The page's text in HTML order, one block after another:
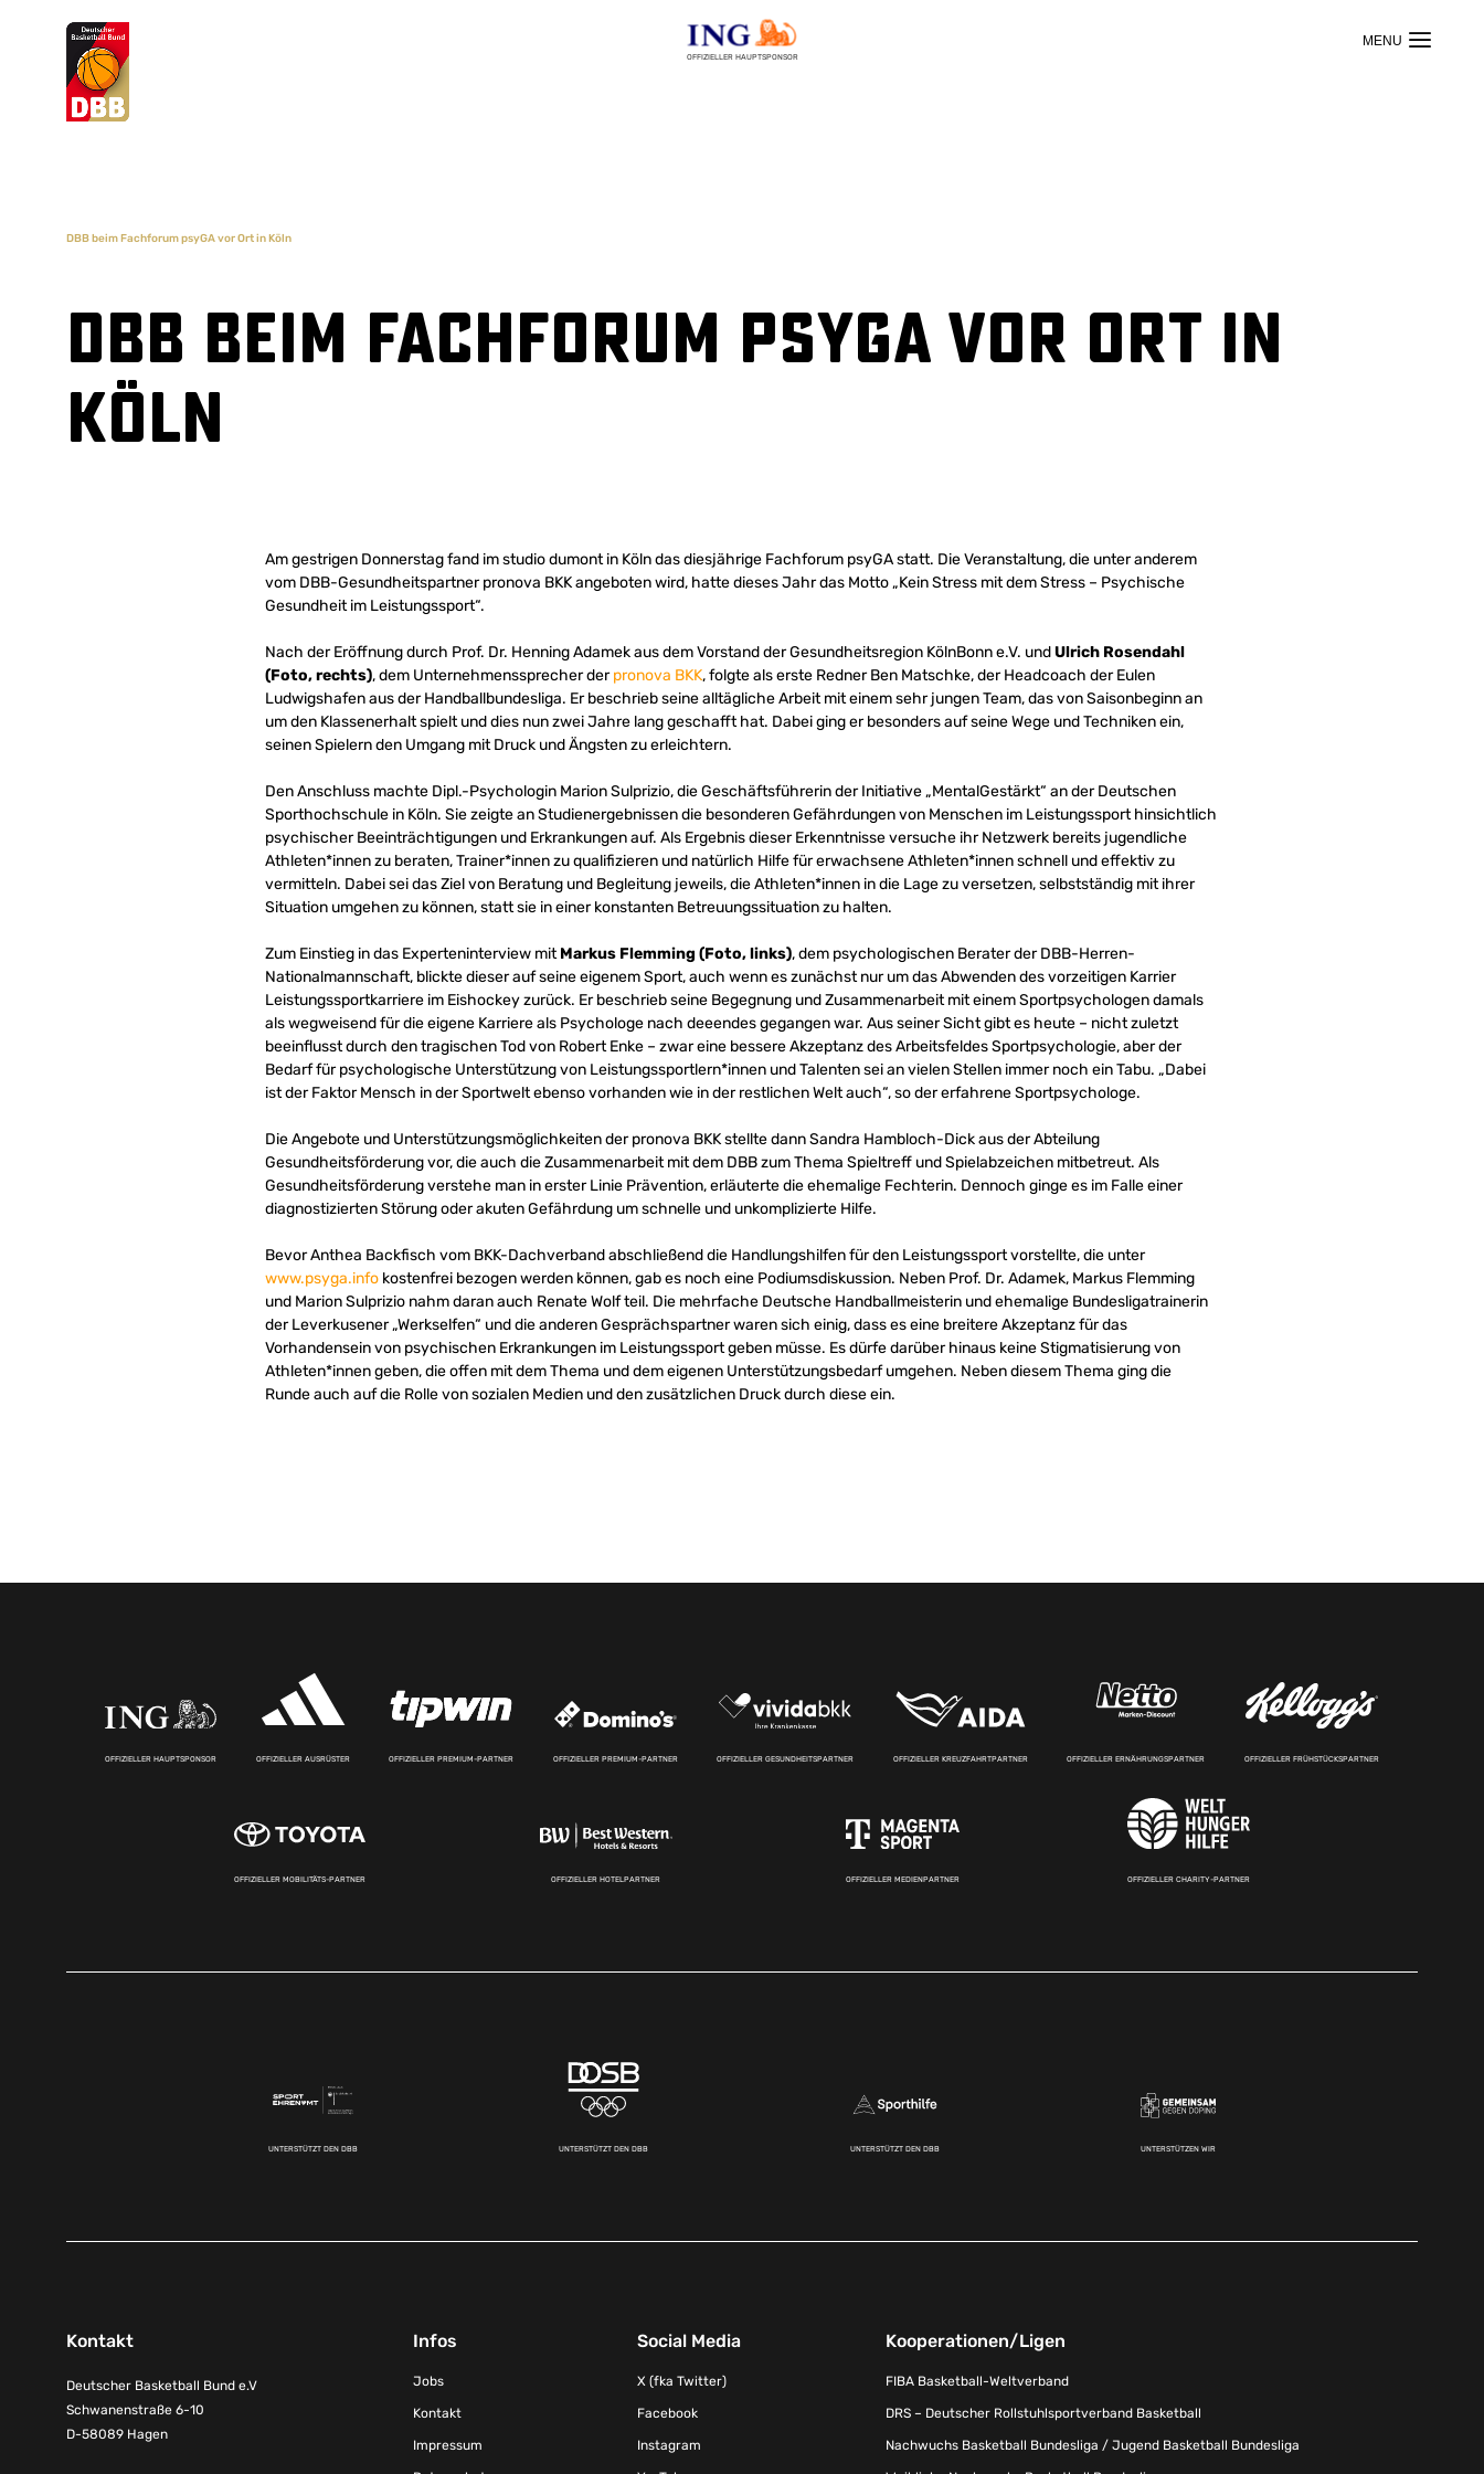
OFFIZIELLER HAUPTSPONSOR
Suchvorschläge
DBB beim Fachforum psyGA vor Ort in Köln
DBB beim Fachforum psyGA vor Ort in
Köln
Am gestrigen Donnerstag fand im studio dumont in Köln das diesjährige Fachforum psyGA statt. Die Veranstaltung, die unter anderem
vom DBB-Gesundheitspartner pronova BKK angeboten wird, hatte dieses Jahr das Motto „Kein Stress mit dem Stress – Psychische
Gesundheit im Leistungssport“.
Nach der Eröffnung durch Prof. Dr. Henning Adamek aus dem Vorstand der Gesundheitsregion KölnBonn e.V. undUlrich Rosendahl
(Foto, rechts), dem Unternehmenssprecher derpronova BKK, folgte als erste Redner Ben Matschke, der Headcoach der Eulen
Ludwigshafen aus der Handballbundesliga. Er beschrieb seine alltägliche Arbeit mit einem sehr jungen Team, das von Saisonbeginn an
um den Klassenerhalt spielt und dies nun zwei Jahre lang geschafft hat. Dabei ging er besonders auf seine Wege und Techniken ein,
seinen Spielern den Umgang mit Druck und Ängsten zu erleichtern.
Den Anschluss machte Dipl.-Psychologin Marion Sulprizio, die Geschäftsführerin der Initiative „MentalGestärkt“ an der Deutschen
Sporthochschule in Köln. Sie zeigte an Studienergebnissen die besonderen Gefährdungen von Menschen im Leistungssport hinsichtlich
psychischer Beeinträchtigungen und Erkrankungen auf. Als Ergebnis dieser Erkenntnisse versuche ihr Netzwerk bereits jugendliche
Athleten*innen zu beraten, Trainer*innen zu qualifizieren und natürlich Hilfe für erwachsene Athleten*innen schnell und effektiv zu
vermitteln. Dabei sei das Ziel von Beratung und Begleitung jeweils, die Athleten*innen in die Lage zu versetzen, selbstständig mit ihrer
Situation umgehen zu können, statt sie in einer konstanten Betreuungssituation zu halten.
Zum Einstieg in das Experteninterview mitMarkus Flemming (Foto, links), dem psychologischen Berater der DBB-Herren-
Nationalmannschaft, blickte dieser auf seine eigenem Sport, auch wenn es zunächst nur um das Abwenden des vorzeitigen Karrier
Leistungssportkarriere im Eishockey zurück. Er beschrieb seine Begegnung und Zusammenarbeit mit einem Sportpsychologen damals
als wegweisend für die eigene Karriere als Psychologe nach deeendes gegangen war. Aus seiner Sicht gibt es heute – nicht zuletzt
beeinflusst durch den tragischen Tod von Robert Enke – zwar eine bessere Akzeptanz des Arbeitsfeldes Sportpsychologie, aber der
Bedarf für psychologische Unterstützung von Leistungssportlern*innen und Talenten sei an vielen Stellen immer noch ein Tabu. „Dabei
ist der Faktor Mensch in der Sportwelt ebenso vorhanden wie in der restlichen Welt auch“, so der erfahrene Sportpsychologe.
Die Angebote und Unterstützungsmöglichkeiten der pronova BKK stellte dann Sandra Hambloch-Dick aus der Abteilung
Gesundheitsförderung vor, die auch die Zusammenarbeit mit dem DBB zum Thema Spieltreff und Spielabzeichen mitbetreut. Als
Gesundheitsförderung verstehe man in erster Linie Prävention, erläuterte die ehemalige Fechterin. Dennoch ginge es im Falle einer
diagnostizierten Störung oder akuten Gefährdung um schnelle und unkomplizierte Hilfe.
Bevor Anthea Backfisch vom BKK-Dachverband abschließend die Handlungshilfen für den Leistungssport vorstellte, die unter
www.psyga.info kostenfrei bezogen werden können, gab es noch eine Podiumsdiskussion. Neben Prof. Dr. Adamek, Markus Flemming
und Marion Sulprizio nahm daran auch Renate Wolf teil. Die mehrfache Deutsche Handballmeisterin und ehemalige Bundesligatrainerin
der Leverkusener „Werkselfen“ und die anderen Gesprächspartner waren sich einig, dass es eine breitere Akzeptanz für das
Vorhandensein von psychischen Erkrankungen im Leistungssport geben müsse. Es dürfe darüber hinaus keine Stigmatisierung von
Athleten*innen geben, die offen mit dem Thema und dem eigenen Unterstützungsbedarf umgehen. Neben diesem Thema ging die
Runde auch auf die Rolle von sozialen Medien und den zusätzlichen Druck durch diese ein.
OFFIZIELLER HAUPTSPONSOR OFFIZIELLER AUSRÜSTER OFFIZIELLER PREMIUM-PARTNER OFFIZIELLER PREMIUM-PARTNER OFFIZIELLER GESUNDHEITSPARTNER OFFIZIELLER KREUZFAHRTPARTNER OFFIZIELLER ERNÄHRUNGSPARTNER OFFIZIELLER FRÜHSTÜCKSPARTNER
OFFIZIELLER MOBILITÄTS-PARTNER OFFIZIELLER HOTELPARTNER OFFIZIELLER MEDIENPARTNER OFFIZIELLER CHARITY-PARTNER
UNTERSTÜTZT DEN DBB UNTERSTÜTZT DEN DBB UNTERSTÜTZT DEN DBB UNTERSTÜTZEN WIR
Kontakt
Deutscher Basketball Bund e.V
Schwanenstraße 6-10
D-58089 Hagen
Infos
Jobs
Kontakt
Impressum
Social Media
X (fka Twitter)
Facebook
Instagram
Kooperationen/Ligen
FIBA Basketball-Weltverband
DRS – Deutscher Rollstuhlsportverband Basketball
Nachwuchs Basketball Bundesliga / Jugend Basketball Bundesliga